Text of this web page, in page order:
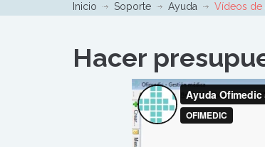
Inicio Soporte Ayuda Vídeos de
Hacer